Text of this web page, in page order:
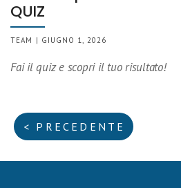
QUIZ
TEAM | GIUGNO 1, 2026
Fai il quiz e scopri il tuo risultato!
< PRECEDENTE